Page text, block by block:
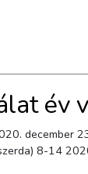
év
december
8-14